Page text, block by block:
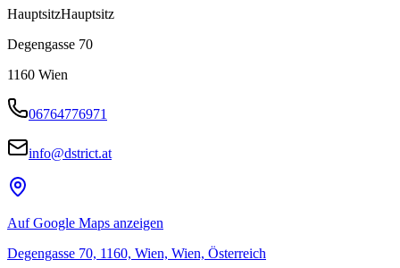
HauptsitzHauptsitz
Degengasse 70
1160 Wien
06764776971
info@dstrict.at
Auf Google Maps anzeigen
Degengasse 70, 1160, Wien, Wien, Österreich